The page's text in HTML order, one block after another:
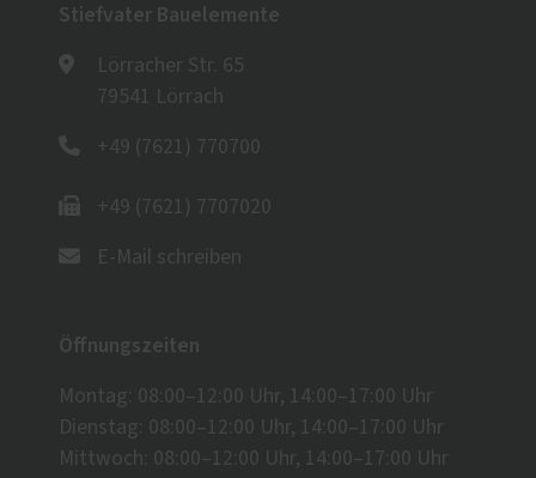
Stiefvater Bauelemente
Lörracher Str. 65
79541 Lörrach
+49 (7621) 770700
+49 (7621) 7707020
E-Mail schreiben
Öffnungszeiten
Montag: 08:00–12:00 Uhr, 14:00–17:00 Uhr
Dienstag: 08:00–12:00 Uhr, 14:00–17:00 Uhr
Mittwoch: 08:00–12:00 Uhr, 14:00–17:00 Uhr